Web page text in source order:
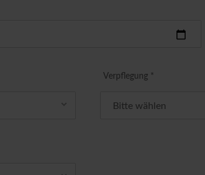
Verpflegung *